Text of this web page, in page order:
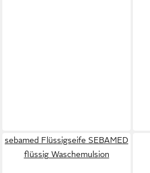
sebamed Flüssigseife SEBAMED
flüssig Waschemulsion